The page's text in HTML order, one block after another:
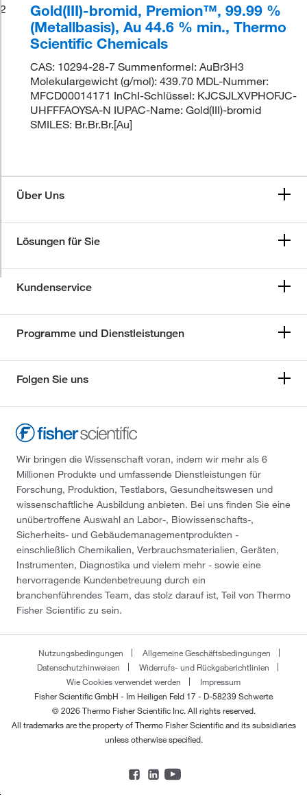
2
Gold(III)-bromid, Premion™, 99.99 %
(Metallbasis), Au 44.6 % min., Thermo
Scientific Chemicals
CAS: 10294-28-7 Summenformel: AuBr3H3
Molekulargewicht (g/mol): 439.70 MDL-Nummer:
MFCD00014171 InChI-Schlüssel: KJCSJLXVPHOFJC-
UHFFFAOYSA-N IUPAC-Name: Gold(III)-bromid
SMILES: Br.Br.Br.[Au]
Über Uns
Lösungen für Sie
Kundenservice
Programme und Dienstleistungen
Folgen Sie uns
Wir bringen die Wissenschaft voran, indem wir mehr als 6
Millionen Produkte und umfassende Dienstleistungen für
Forschung, Produktion, Testlabors, Gesundheitswesen und
wissenschaftliche Ausbildung anbieten. Bei uns finden Sie eine
unübertroffene Auswahl an Labor-, Biowissenschafts-,
Sicherheits- und Gebäudemanagementprodukten -
einschließlich Chemikalien, Verbrauchsmaterialien, Geräten,
Instrumenten, Diagnostika und vielem mehr - sowie eine
hervorragende Kundenbetreuung durch ein
branchenführendes Team, das stolz darauf ist, Teil von Thermo
Fisher Scientific zu sein.
Nutzungsbedingungen
Allgemeine Geschäftsbedingungen
Datenschutzhinweisen
Widerrufs- und Rückgaberichtlinien
Wie Cookies verwendet werden
Impressum
Fisher Scientific GmbH - Im Heiligen Feld 17 - D-58239 Schwerte
© 2026 Thermo Fisher Scientific Inc. All rights reserved.
All trademarks are the property of Thermo Fisher Scientific and its subsidiaries
unless otherwise specified.